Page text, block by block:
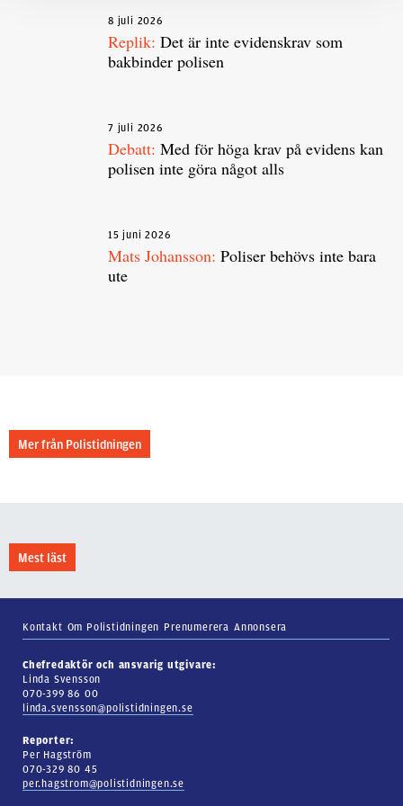
8 juli 2026
Replik: Det är inte evidenskrav som
bakbinder polisen
7 juli 2026
Debatt: Med för höga krav på evidens kan
polisen inte göra något alls
15 juni 2026
Mats Johansson: Poliser behövs inte bara
ute
Mer från Polistidningen
Mest läst
Kontakt Om Polistidningen Prenumerera Annonsera
Chefredaktör och ansvarig utgivare:
Linda Svensson
070-399 86 00
linda.svensson@polistidningen.se
Reporter:
Per Hagström
070-329 80 45
per.hagstrom@polistidningen.se